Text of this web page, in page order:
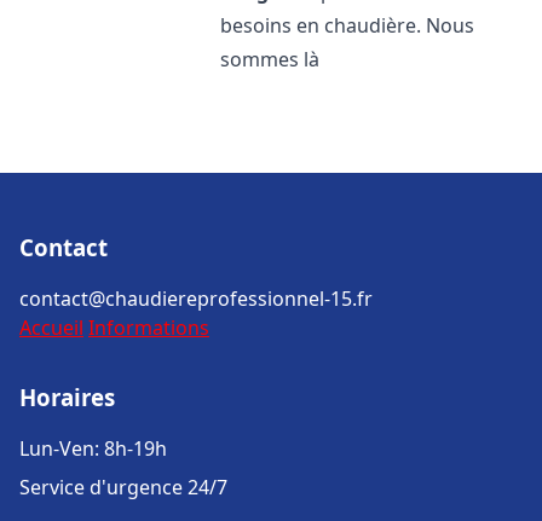
besoins en chaudière. Nous
sommes là
Contact
contact@chaudiereprofessionnel-15.fr
Accueil Informations
Horaires
Lun-Ven: 8h-19h
Service d'urgence 24/7